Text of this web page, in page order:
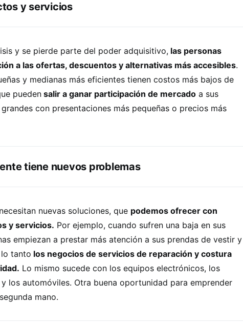
y servicios
y se pierde parte del poder adquisitivo, las personas
a las ofertas, descuentos y alternativas más accesibles.
y medianas más eficientes tienen costos más bajos de
puedensalir a ganar participación de mercado a sus
con presentaciones más pequeñas o precios más
tiene nuevos problemas
nuevas soluciones, que podemos ofrecer con
y servicios. Por ejemplo, cuando sufren una baja en sus
empiezan a prestar más atención a sus prendas de vestir y
tanto los negocios de servicios de reparación y costura
Lo mismo sucede con los equipos electrónicos, los
los automóviles. Otra buena oportunidad para emprender
mano.